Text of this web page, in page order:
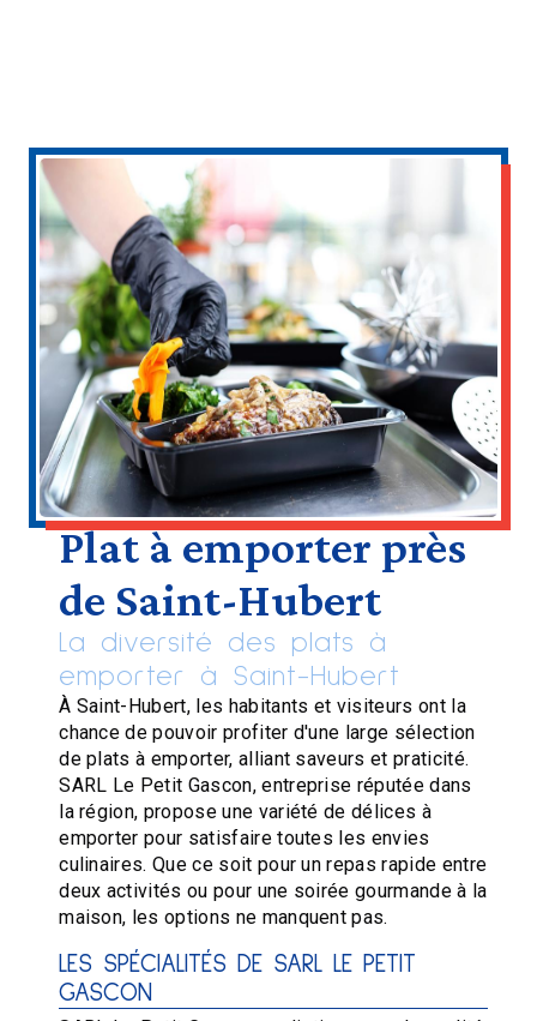
Plat à emporter près
de Saint-Hubert
La diversité des plats à
emporter à Saint-Hubert
À Saint-Hubert, les habitants et visiteurs ont la
chance de pouvoir profiter d'une large sélection
de plats à emporter, alliant saveurs et praticité.
SARL Le Petit Gascon, entreprise réputée dans
la région, propose une variété de délices à
emporter pour satisfaire toutes les envies
culinaires. Que ce soit pour un repas rapide entre
deux activités ou pour une soirée gourmande à la
maison, les options ne manquent pas.
LES SPÉCIALITÉS DE SARL LE PETIT
GASCON